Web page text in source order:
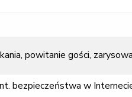
powitanie gości,
bezpieczeństwa w